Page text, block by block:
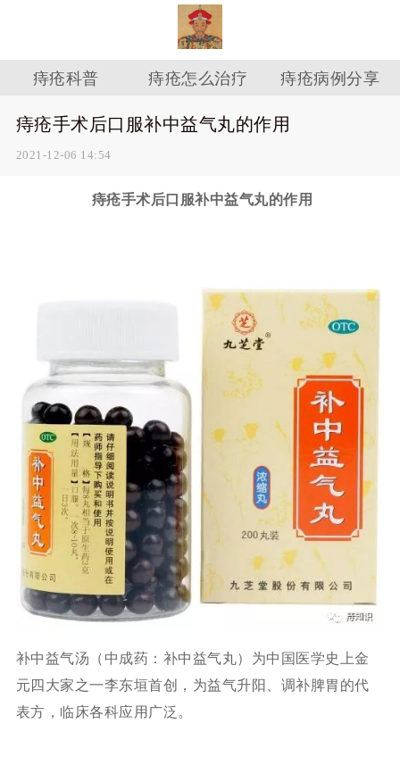
痔疮科普 痔疮怎么治疗 痔疮病例分享
痔疮手术后口服补中益气丸的作用
2021-12-06 14:54
痔疮手术后口服补中益气丸的作用
补中益气汤（中成药：补中益气丸）为中国医学史上金
元四大家之一李东垣首创，为益气升阳、调补脾胃的代
表方，临床各科应用广泛。